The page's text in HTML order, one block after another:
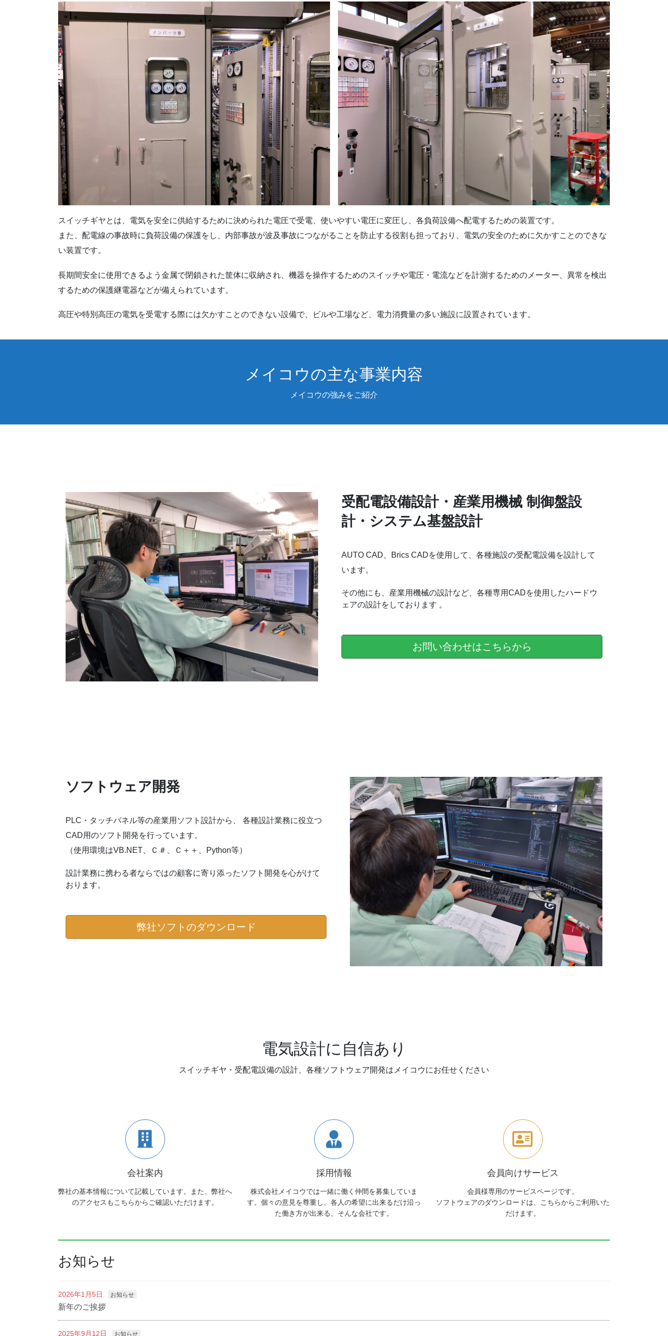
スイッチギヤとは、電気を安全に供給するために決められた電圧で受電、使いやすい電圧に変圧し、各負荷設備へ配電するための装置です。
また、配電線の事故時に負荷設備の保護をし、内部事故が波及事故につながることを防止する役割も担っており、電気の安全のために欠かすことのできな
い装置です。
長期間安全に使用できるよう金属で閉鎖された筐体に収納され、機器を操作するためのスイッチや電圧・電流などを計測するためのメーター、異常を検出
するための保護継電器などが備えられています。
高圧や特別高圧の電気を受電する際には欠かすことのできない設備で、ビルや工場など、電力消費量の多い施設に設置されています。
メイコウの主な事業内容
メイコウの強みをご紹介
受配電設備設計・産業用機械 制御盤設
計・システム基盤設計
AUTO CAD、Brics CADを使用して、各種施設の受配電設備を設計して
います。
その他にも、産業用機械の設計など、各種専用CADを使用したハードウ
ェアの設計をしております 。
お問い合わせはこちらから
ソフトウェア開発
PLC・タッチパネル等の産業用ソフト設計から、 各種設計業務に役立つ
CAD用のソフト開発を行っています。
（使用環境はVB.NET、Ｃ＃、Ｃ＋＋、Python等）
設計業務に携わる者ならではの顧客に寄り添ったソフト開発を心がけて
おります。
弊社ソフトのダウンロード
電気設計に自信あり
スイッチギヤ・受配電設備の設計、各種ソフトウェア開発はメイコウにお任せください
会社案内
弊社の基本情報について記載しています。また、弊社へ
のアクセスもこちらからご確認いただけます。
採用情報
株式会社メイコウでは一緒に働く仲間を募集していま
す。個々の意見を尊重し、各人の希望に出来るだけ沿っ
た働き方が出来る、そんな会社です。
会員向けサービス
会員様専用のサービスページです。
ソフトウェアのダウンロードは、こちらからご利用いた
だけます。
お知らせ
2026年1月5日 お知らせ
新年のご挨拶
2025年9月12日 お知らせ